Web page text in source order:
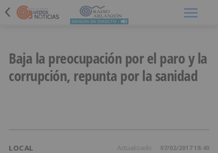
Baja la preocupación por el paro y la
corrupción, repunta por la sanidad
LOCAL Actualizado 07/02/2017 18:40